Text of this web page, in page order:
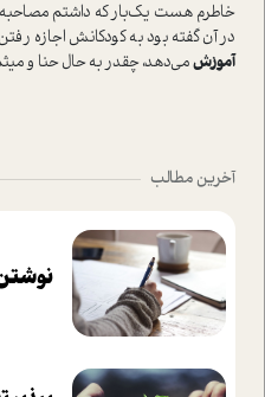
خاطرم هست یک‌بار که داشتم
در آن گفته بود به کودکانش اجازه
آموزشمی‌دهد، چقدر به حال حنا و
آخرین مطالب